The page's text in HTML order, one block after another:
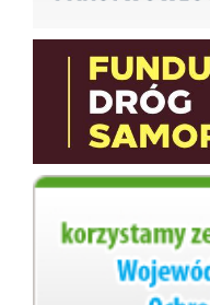
wfos